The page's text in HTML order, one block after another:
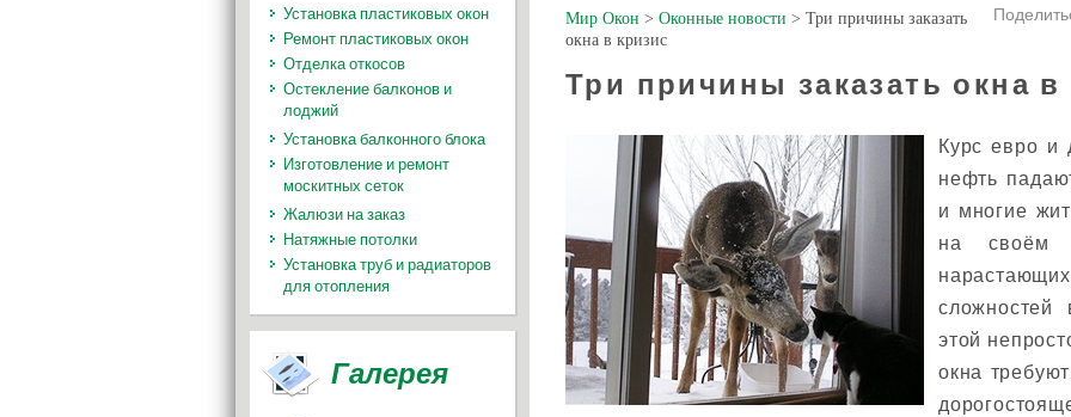
Мир Окон > Оконные новости > Три причины заказать
окна в кризис
Три причины заказать окна в
Курс евро и
нефть
и многие
на своём
этой
окна
Установка пластиковых окон
Ремонт пластиковых окон
Отделка откосов
Остекление балконов и
лоджий
Установка балконного блока
Изготовление и ремонт
москитных сеток
Жалюзи на заказ
Натяжные потолки
Установка труб и радиаторов
для отопления
Галерея